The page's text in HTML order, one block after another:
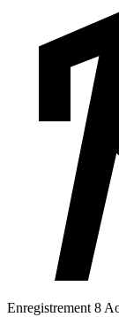
Enregistrement 8